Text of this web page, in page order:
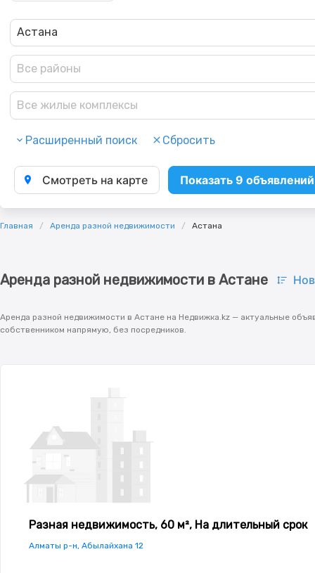
Астана
Все районы
Все жилые комплексы
Расширенный поиск Сбросить
Смотреть на карте Показать 9 объявлений
Главная Аренда разной недвижимости Астана
Аренда разной недвижимости в Астане
Аренда разной недвижимости в Астане на Недвижка.kz — актуальные
собственником напрямую, без посредников.
Разная недвижимость, 60 м², На длительный срок
Алматы р-н, Абылайхана 12